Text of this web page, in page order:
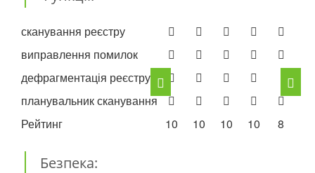
сканування реєстру
виправлення помилок
дефрагментація реєстру
планувальник сканування
Рейтинг
10 10 10 10 8
Безпека: